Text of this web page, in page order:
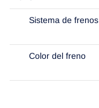
Sistema de frenos
Color del freno